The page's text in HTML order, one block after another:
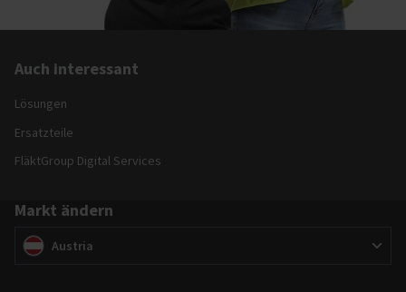
Auch interessant
Lösungen
Ersatzteile
FläktGroup Digital Services
Markt ändern
Markt ändern
(Austria